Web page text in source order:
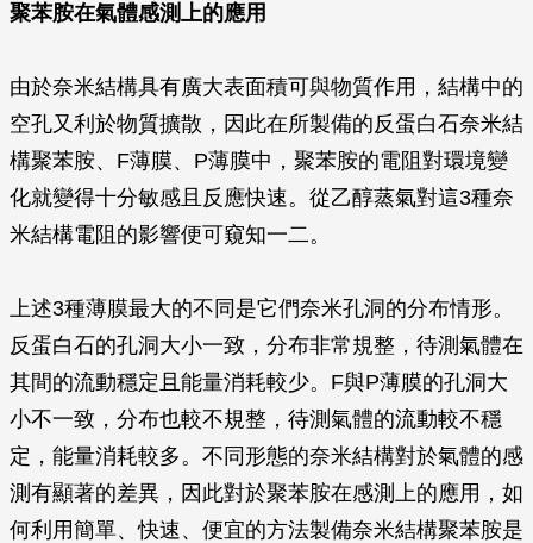
聚苯胺在氣體感測上的應用
由於奈米結構具有廣大表面積可與物質作用，結構中的
空孔又利於物質擴散，因此在所製備的反蛋白石奈米結
構聚苯胺、F薄膜、P薄膜中，聚苯胺的電阻對環境變
化就變得十分敏感且反應快速。從乙醇蒸氣對這3種奈
米結構電阻的影響便可窺知一二。
上述3種薄膜最大的不同是它們奈米孔洞的分布情形。
反蛋白石的孔洞大小一致，分布非常規整，待測氣體在
其間的流動穩定且能量消耗較少。F與P薄膜的孔洞大
小不一致，分布也較不規整，待測氣體的流動較不穩
定，能量消耗較多。不同形態的奈米結構對於氣體的感
測有顯著的差異，因此對於聚苯胺在感測上的應用，如
何利用簡單、快速、便宜的方法製備奈米結構聚苯胺是